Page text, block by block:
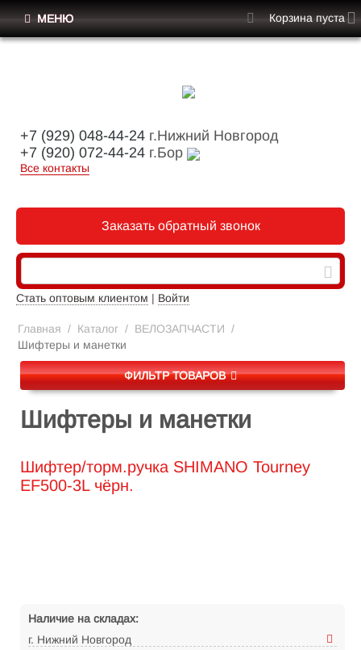
+7 (929) 048-44-24 г.Нижний Новгород
+7 (920) 072-44-24 г.Бор
Все контакты
Заказать обратный звонок
Стать оптовым клиентом | Войти
МЕНЮ Корзина пуста
Главная / Каталог / ВЕЛОЗАПЧАСТИ /
Шифтеры и манетки
ФИЛЬТР ТОВАРОВ
Шифтеры и манетки
Шифтер/торм.ручка SHIMANO Tourney
EF500-3L чёрн.
Наличие на складах:
г. Нижний Новгород